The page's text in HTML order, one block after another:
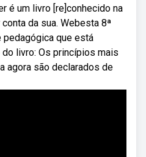
é um livro [re]conhecido na
da sua. Webesta 8ª
pedagógica que está
livro: Os princípios mais
agora são declarados de